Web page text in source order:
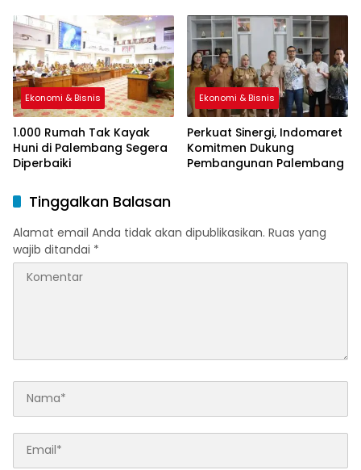
Ekonomi & Bisnis
1.000 Rumah Tak Kayak
Huni di Palembang Segera
Diperbaiki
Ekonomi & Bisnis
Perkuat Sinergi, Indomaret
Komitmen Dukung
Pembangunan Palembang
Tinggalkan Balasan
Alamat email Anda tidak akan dipublikasikan. Ruas yang
wajib ditandai *